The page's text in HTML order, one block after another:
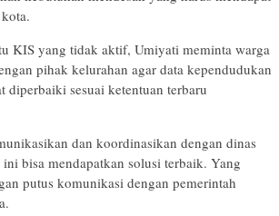
KIS yang tidak aktif, Umiyati meminta warga
pihak kelurahan agar data kependudukan
diperbaiki sesuai ketentuan terbaru
dan koordinasikan dengan dinas
bisa mendapatkan solusi terbaik. Yang
putus komunikasi dengan pemerintah